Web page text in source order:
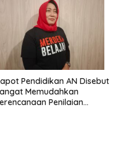
Pendidikan AN Disebut
Memudahkan
Penilaian